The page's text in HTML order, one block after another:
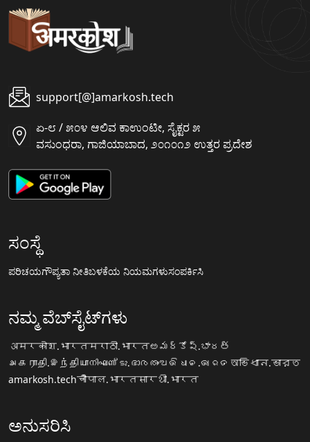
support[@]amarkosh.tech
ಏ-೮ / ೫೦೪ ಆಲಿವ ಕಾಉಂಟೀ, ಸೈಕ್ಟರ ೫
ವಸುಂಧರಾ, ಗಾಜಿಯಾಬಾದ, ೨೦೧೦೧೨ ಉತ್ತರ ಪ್ರದೇಶ
ಸಂಸ್ಥೆ
ಪರಿಚಯಗೌಪ್ಯತಾ ನೀತಿಬಳಕೆಯ ನಿಯಮಗಳುಸಂಪರ್ಕಿಸಿ
ನಮ್ಮ ವೆಬ್‌ಸೈಟ್‌ಗಳು
अमरकोश.भारतमराठी.भारतఅమర్కోష్.భారత్
அகராதி.இந்தியாനിഘണ്ടു.ഭാരതംଅଭିଧାନ.ଭାରତ অভিধান.ভারত
amarkosh.techचौपाल.भारतसारथी.भारत
ಅನುಸರಿಸಿ